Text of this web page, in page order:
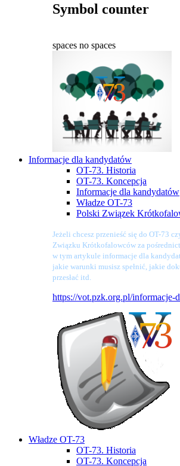
Symbol counter
spaces no spaces
Informacje dla kandydatów
OT-73. Historia
OT-73. Koncepcja
Informacje dla kandydatów
Władze OT-73
Polski Związek
Jeżeli chcesz przenieść się do OT-73
Związku Krótkofalowców za
w tym artykule informacje dla
jakie warunki musisz spełnić, jakie
przesłać itd.
https://vot.pzk.org.pl/informacje-
Władze OT-73
OT-73. Historia
OT-73. Koncepcja